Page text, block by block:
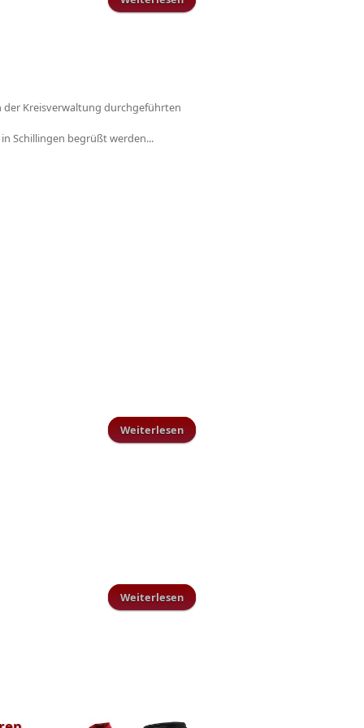
Santiago de Compostella -mit dem
der Kreisverwaltung durchgeführten
Schillingen begrüßt werden...
Weiterlesen
Weiterlesen